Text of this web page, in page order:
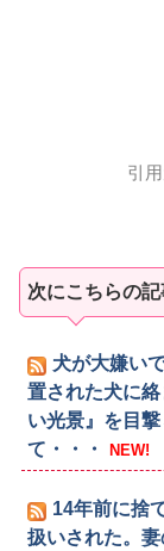
引
次にこちらの
犬が大嫌い
置された犬に
い光景』を目
て・・・
NEW!
14年前に捨
扱いされた。